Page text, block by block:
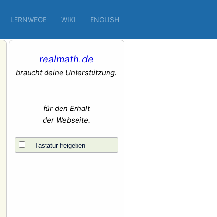
LERNWEGE WIKI ENGLISH
realmath.de
braucht deine Unterstützung.
für den Erhalt
der Webseite.
Tastatur freigeben